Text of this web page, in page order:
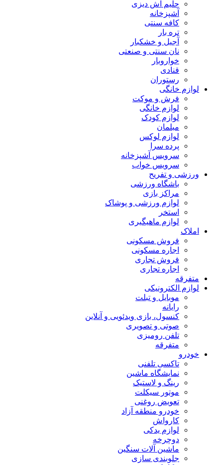
حلیم آش دیزی
آشپزخانه
کافه سنتی
تره بار
آجیل و خشکبار
نان سنتی و صنعتی
خواروبار
قنادی
رستوران
لوازم خانگی
فرش و موکت
لوازم خانگی
لوازم کودک
مبلمان
لوازم لوکس
پرده سرا
سرویس آشپزخانه
سرویس خواب
ورزشی و تفریح
باشگاه ورزشی
مراکز بازی
لوازم ورزشی و پوشاک
استخر
لوازم ماهیگیری
املاک
فروش مسکونی
اجاره مسکونی
فروش تجاری
اجاره تجاری
متفرقه
لوازم الکترونیکی
موبایل و تبلت
رایانه
کنسول، بازی‌ ویدئویی و آنلاین
صوتی و تصویری
تلفن رومیزی
متفرقه
خودرو
تاکسی تلفنی
نمایشگاه ماشین
رینگ و لاستیک
موتور سیکلت
تعویض روغنی
خودرو منطقه آزاد
کارواش
لوازم یدکی
دوچرخه
ماشین آلات سنگین
جلوبندی سازی